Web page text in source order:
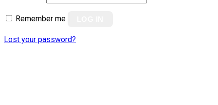
Remember me
Lost your password?